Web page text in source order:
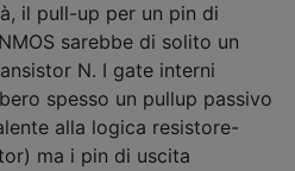
il pull-up per un pin di
sarebbe di solito un
N. I gate interni
spesso un pullup passivo
alla logica resistore-
ma i pin di uscita